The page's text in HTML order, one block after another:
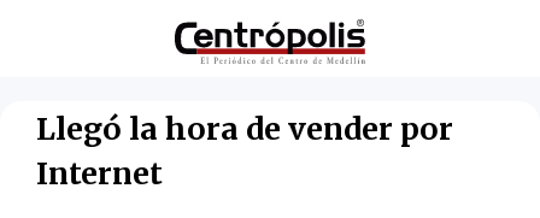
Llegó la hora de vender por
Internet